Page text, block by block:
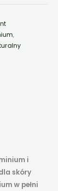
,
i
skóry
w pełni